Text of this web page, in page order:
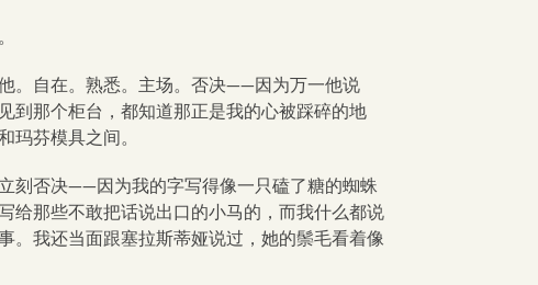
。自在。熟悉。主场。否决——因为万一他说
到那个柜台，都知道那正是我的心被踩碎的地
玛芬模具之间。
刻否决——因为我的字写得像一只磕了糖的蜘蛛
给那些不敢把话说出口的小马的，而我什么都说
。我还当面跟塞拉斯蒂娅说过，她的鬃毛看着像